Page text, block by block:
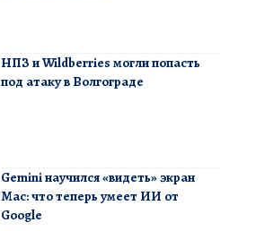
НПЗ и Wildberries могли попасть
под атаку в Волгограде
Gemini научился «видеть» экран
Mac: что теперь умеет ИИ от
Google